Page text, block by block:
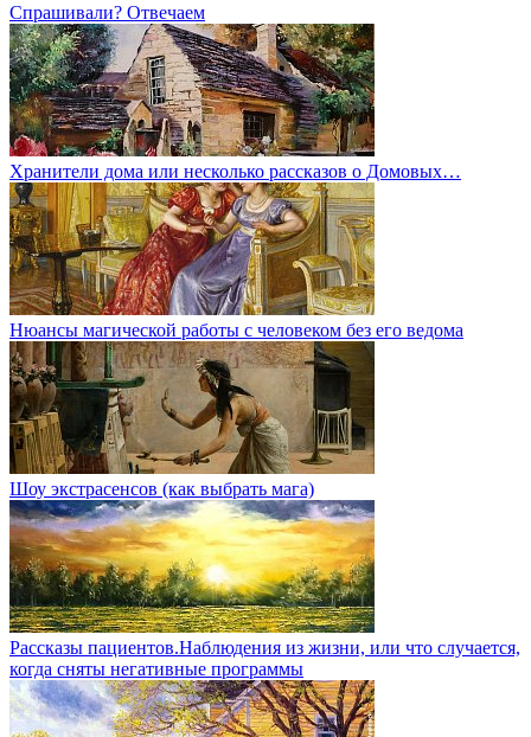
Спрашивали? Отвечаем
Хранители дома или несколько рассказов о Домовых…
Нюансы магической работы с человеком без его ведома
Шоу экстрасенсов (как выбрать мага)
Рассказы пациентов.Наблюдения из жизни, или что случается,
когда сняты негативные программы